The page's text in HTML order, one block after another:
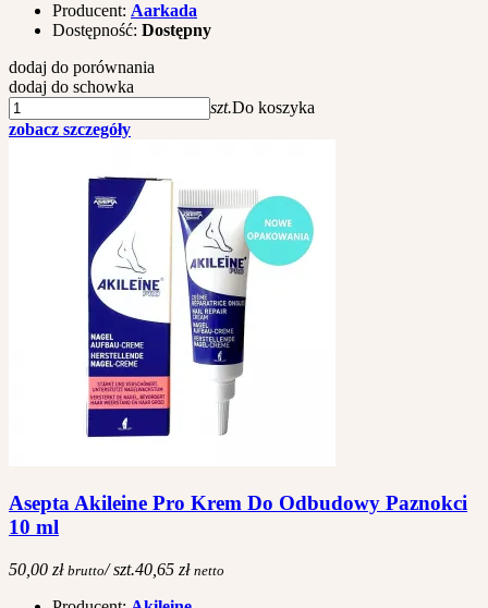
Producent: Aarkada
Dostępność: Dostępny
dodaj do porównania
dodaj do schowka
szt.Do koszyka
zobacz szczegóły
Asepta Akileine Pro Krem Do Odbudowy Paznokci
10 ml
50,00 zł brutto/ szt.40,65 zł netto